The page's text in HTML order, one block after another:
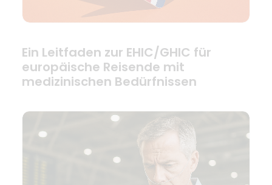
Ein Leitfaden zur EHIC/GHIC für
europäische Reisende mit
medizinischen Bedürfnissen